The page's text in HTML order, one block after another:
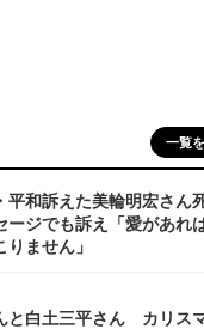
一覧
平和訴えた美輪明宏さん
ージでも訴え「愛があ
ません」
と白土三平さん カリス